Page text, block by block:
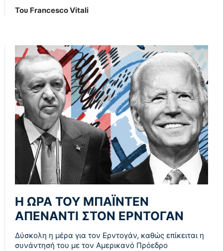
Του Francesco Vitali
Η ΩΡΑ ΤΟΥ ΜΠΑΪΝΤΕΝ
ΑΠΕΝΑΝΤΙ ΣΤΟΝ ΕΡΝΤΟΓΑΝ
Δύσκολη η μέρα για τον Ερντογάν, καθώς επίκειται η
συνάντησή του με τον Αμερικανό Πρόεδρο